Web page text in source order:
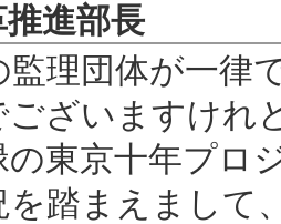
進部長
理団体が一律
ざいますけれ
の東京十年プロ
を踏まえまして